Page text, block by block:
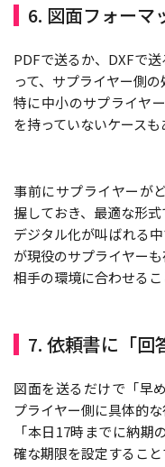
6. 図面フォーマ
PDFで送るか、DXFで
って、サプライヤー側の
特に中小のサプライヤ
を持っていないケースも
事前にサプライヤーが
握しておき、最適な形式
デジタル化が叫ばれる
が現役のサプライヤーも
相手の環境に合わせる
7. 依頼書に「回
図面を送るだけで「早
プライヤー側に具体的
「本日17時までに納
確な期限を設定するこ